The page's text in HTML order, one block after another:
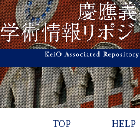
TOP HELP